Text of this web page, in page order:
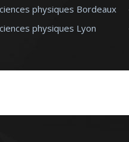
physiques Bordeaux
physiques Lyon